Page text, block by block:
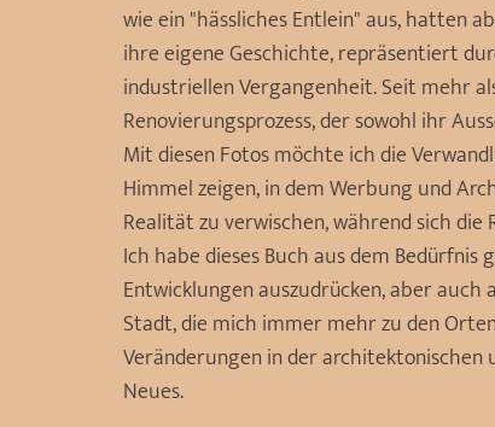
wie ein "hässliches Entlein" aus, hatten
ihre eigene Geschichte, repräsentiert
industriellen Vergangenheit. Seit mehr
Renovierungsprozess, der sowohl ihr
Mit diesen Fotos möchte ich die
Himmel zeigen, in dem Werbung und
Realität zu verwischen, während sich
Ich habe dieses Buch aus dem
Entwicklungen auszudrücken, aber
Stadt, die mich immer mehr zu den
Veränderungen in der architektonischen
Neues.